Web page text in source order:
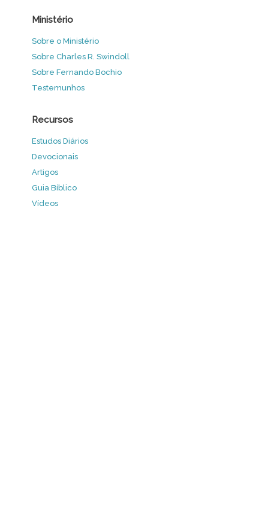
Ministério
Sobre o Ministério
Sobre Charles R. Swindoll
Sobre Fernando Bochio
Testemunhos
Recursos
Estudos Diários
Devocionais
Artigos
Guia Bíblico
Vídeos